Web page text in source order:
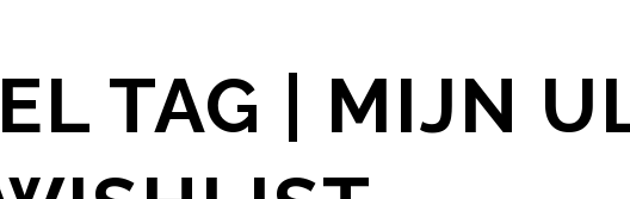
TAG | MIJN